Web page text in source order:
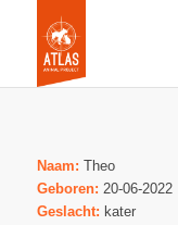
Naam: Theo
Geboren: 20-06-2022
Geslacht: kater